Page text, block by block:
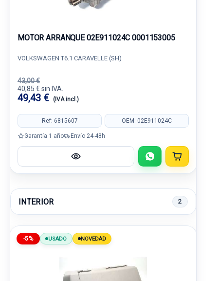
MOTOR ARRANQUE 02E911024C 0001153005
VOLKSWAGEN T6.1 CARAVELLE (SH)
43,00 €
40,85 € sin IVA.
49,43 € (IVA incl.)
Ref: 6815607 OEM: 02E911024C
Garantía 1 año Envío 24-48h
INTERIOR 2
-5% USADO NOVEDAD